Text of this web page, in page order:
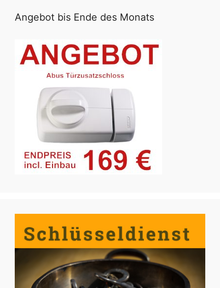
Angebot bis Ende des Monats